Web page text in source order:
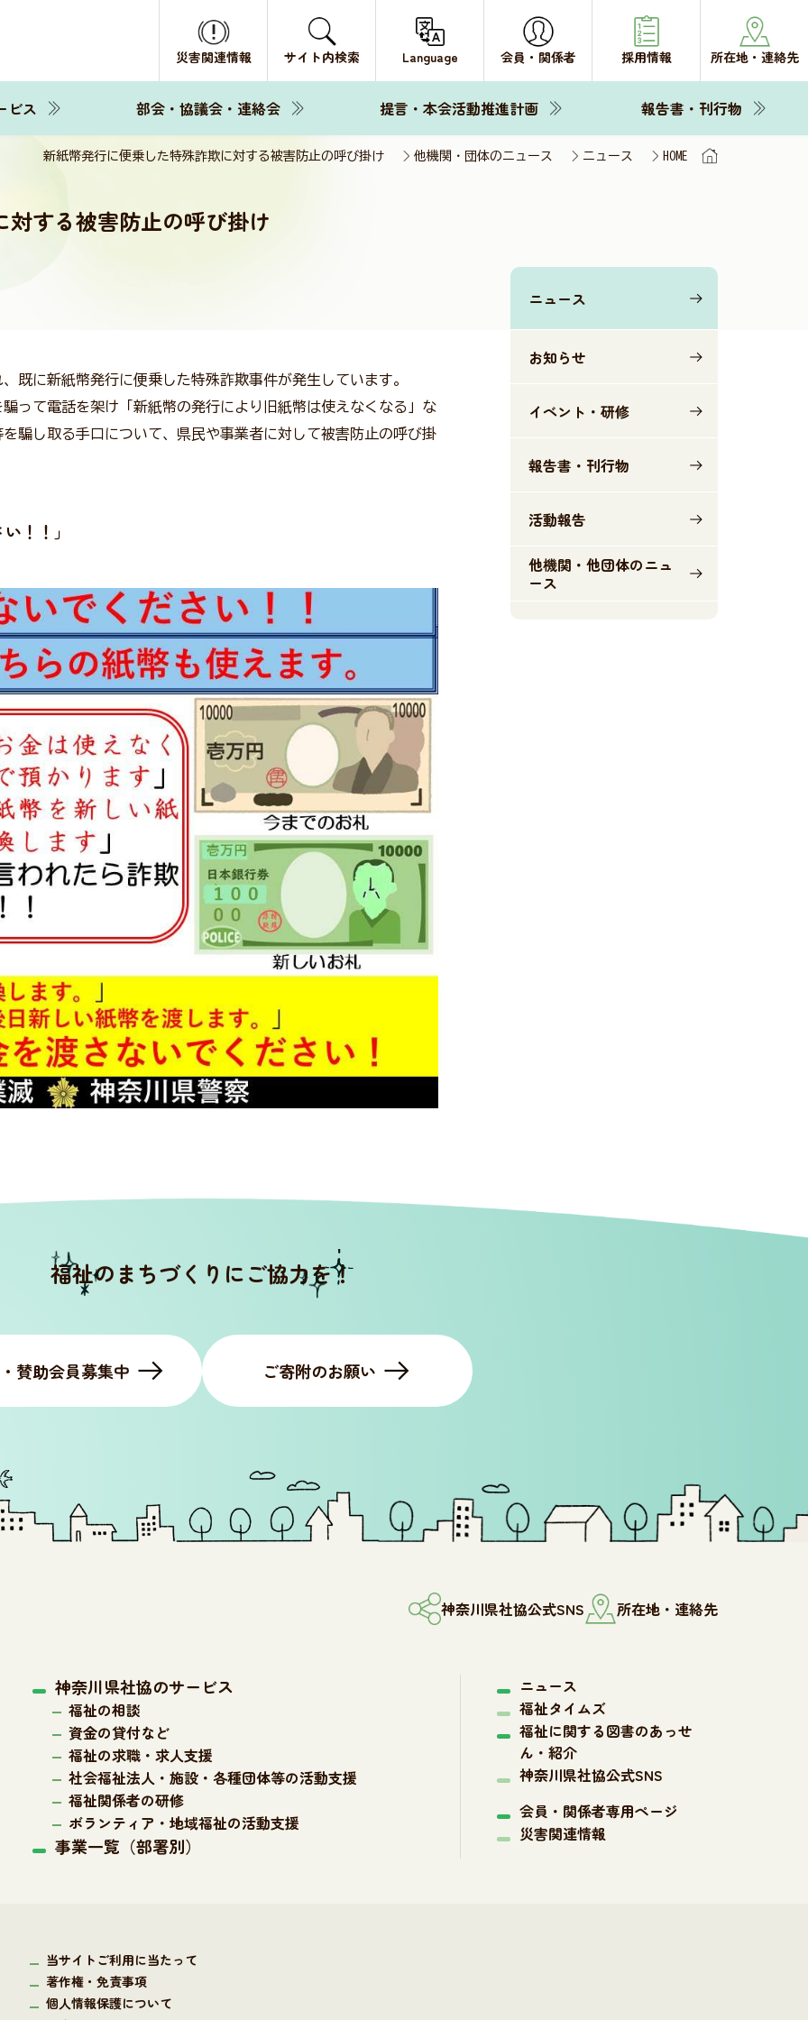
災害関連情報 サイト内検索 Language 会員・関係者 採用情報 所在地・連絡先
ビス 部会・協議会・連絡会 提言・本会活動推進計画 報告書・刊行物
HOME
ニュース
他機関・団体のニュース
新紙幣発行に便乗した特殊詐欺に対する被害防止の呼び掛け
する被害防止の呼び掛け
ニュース
お知らせ
イベント・研修
報告書・刊行物
活動報告
他機関・他団体のニュ
ース
既に新紙幣発行に便乗した特殊詐欺事件が発生しています。
って電話を架け「新紙幣の発行により旧紙幣は使えなくなる」な
騙し取る手口について、県民や事業者に対して被害防止の呼び掛
！！」
福祉のまちづくりにご協力を！
賛助会員募集中 ご寄附のお願い
神奈川県社協公式SNS 所在地・連絡先
神奈川県社協のサービス
福祉の相談
資金の貸付など
福祉の求職・求人支援
社会福祉法人・施設・各種団体等の活動支援
福祉関係者の研修
ボランティア・地域福祉の活動支援
事業一覧（部署別）
ニュース
福祉タイムズ
福祉に関する図書のあっせ
ん・紹介
神奈川県社協公式SNS
会員・関係者専用ページ
災害関連情報
当サイトご利用に当たって
著作権・免責事項
個人情報保護について